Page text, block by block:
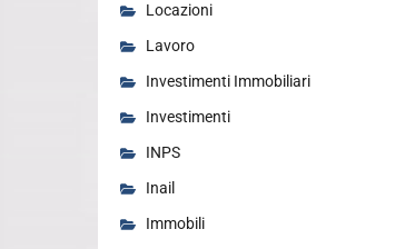
Locazioni
Lavoro
Investimenti Immobiliari
Investimenti
INPS
Inail
Immobili